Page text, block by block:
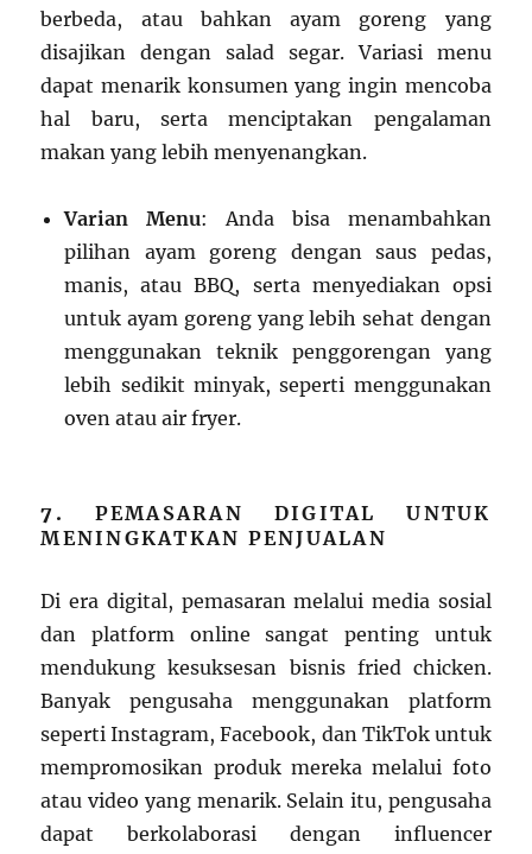
berbeda, atau bahkan ayam goreng yang
disajikan dengan salad segar. Variasi menu
dapat menarik konsumen yang ingin mencoba
hal baru, serta menciptakan pengalaman
makan yang lebih menyenangkan.
Varian Menu: Anda bisa menambahkan
pilihan ayam goreng dengan saus pedas,
manis, atau BBQ, serta menyediakan opsi
untuk ayam goreng yang lebih sehat dengan
menggunakan teknik penggorengan yang
lebih sedikit minyak, seperti menggunakan
oven atau air fryer.
7. PEMASARAN DIGITAL UNTUK
MENINGKATKAN PENJUALAN
Di era digital, pemasaran melalui media sosial
dan platform online sangat penting untuk
mendukung kesuksesan bisnis fried chicken.
Banyak pengusaha menggunakan platform
seperti Instagram, Facebook, dan TikTok untuk
mempromosikan produk mereka melalui foto
atau video yang menarik. Selain itu, pengusaha
dapat berkolaborasi dengan influencer